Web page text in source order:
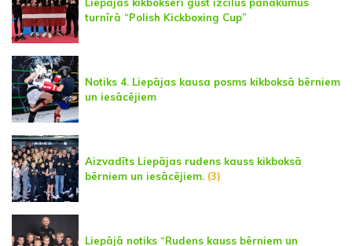
turnīrā “Polish Kickboxing Cup”
Notiks 4. Liepājas kausa posms kikboksā bērniem
un iesācējiem
Aizvadīts Liepājas rudens kauss kikboksā
bērniem un iesācējiem. (3)
Liepājā notiks “Rudens kauss bērniem un